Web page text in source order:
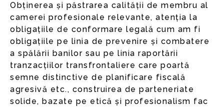
Obținerea și păstrarea calității de membru al
camerei profesionale relevante, atenția la
obligațiile de conformare legală cum am fi
obligațiile pe linia de prevenire și combatere
a spălării banilor sau pe linia raportării
tranzacțiilor transfrontaliere care poartă
semne distinctive de planificare fiscală
agresivă etc., construirea de parteneriate
solide, bazate pe etică și profesionalism fac